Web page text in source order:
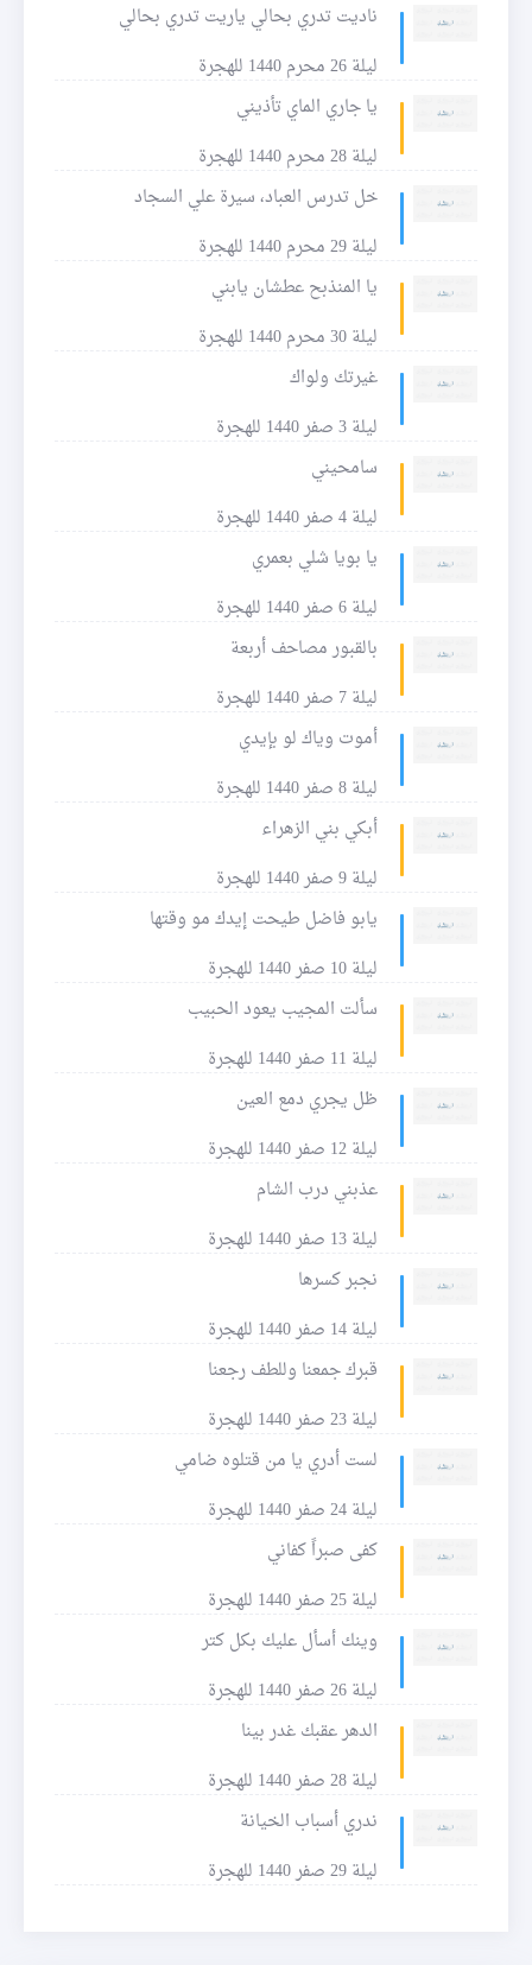
ناديت تدري بحالي ياريت تدري بحالي
ليلة 26 محرم 1440 للهجرة
يا جاري الماي تأذيني
ليلة 28 محرم 1440 للهجرة
خل تدرس العباد، سيرة علي السجاد
ليلة 29 محرم 1440 للهجرة
يا المنذبح عطشان يابني
ليلة 30 محرم 1440 للهجرة
غيرتك ولواك
ليلة 3 صفر 1440 للهجرة
سامحيني
ليلة 4 صفر 1440 للهجرة
يا بويا شلي بعمري
ليلة 6 صفر 1440 للهجرة
بالقبور مصاحف أربعة
ليلة 7 صفر 1440 للهجرة
أموت وياك لو بإيدي
ليلة 8 صفر 1440 للهجرة
أبكي بني الزهراء
ليلة 9 صفر 1440 للهجرة
يابو فاضل طيحت إيدك مو وقتها
ليلة 10 صفر 1440 للهجرة
سألت المجيب يعود الحبيب
ليلة 11 صفر 1440 للهجرة
ظل يجري دمع العين
ليلة 12 صفر 1440 للهجرة
عذبني درب الشام
ليلة 13 صفر 1440 للهجرة
نجبر كسرها
ليلة 14 صفر 1440 للهجرة
قبرك جمعنا وللطف رجعنا
ليلة 23 صفر 1440 للهجرة
لست أدري يا من قتلوه ضامي
ليلة 24 صفر 1440 للهجرة
كفى صبراً كفاني
ليلة 25 صفر 1440 للهجرة
وينك أسأل عليك بكل كتر
ليلة 26 صفر 1440 للهجرة
الدهر عقبك غدر بينا
ليلة 28 صفر 1440 للهجرة
ندري أسباب الخيانة
ليلة 29 صفر 1440 للهجرة